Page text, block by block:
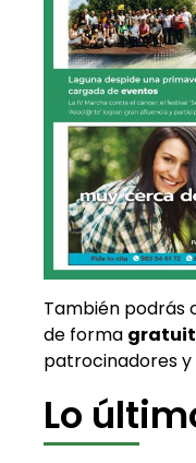
También podrás
de forma
patrocinadores y
Lo